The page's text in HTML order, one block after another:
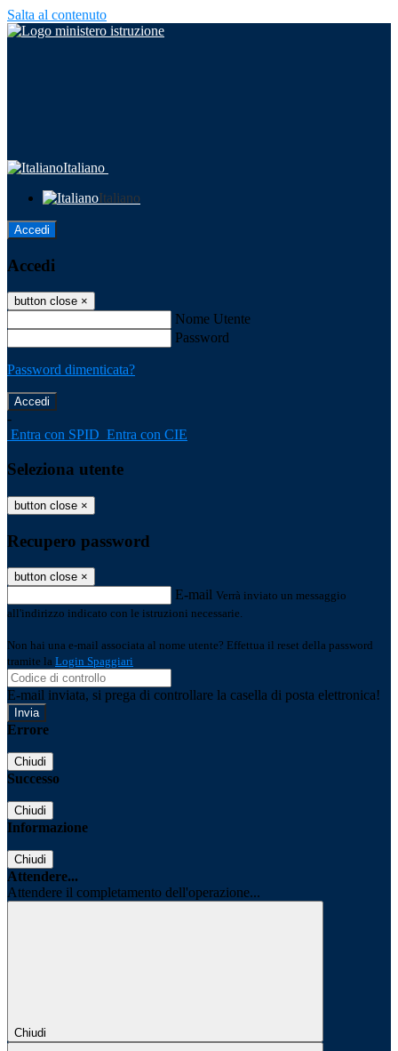
Salta al contenuto
Italiano
Italiano
Accedi
Accedi
button close ×
Nome Utente
Password
Password dimenticata?
-
Entra con SPID Entra con CIE
Seleziona utente
button close ×
Recupero password
button close ×
E-mail Verrà inviato un messaggio
all'indirizzo indicato con le istruzioni necessarie.
Non hai una e-mail associata al nome utente? Effettua il reset della password
tramite la Login Spaggiari
E-mail inviata, si prega di controllare la casella di posta elettronica!
Errore
Chiudi
Successo
Chiudi
Informazione
Chiudi
Attendere...
Attendere il completamento dell'operazione...
Chiudi